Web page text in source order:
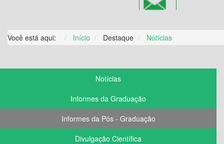
Você está aqui: Início Destaque Notícias
Notícias
Informes da Graduação
Informes da Pós - Graduação
Divulgação Científica